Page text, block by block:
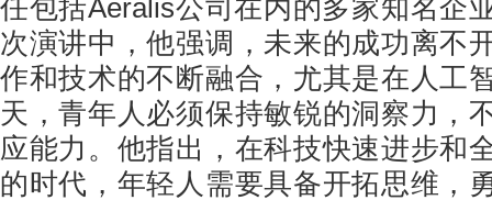
任包括Aeralis公司在内的多家知名企
次演讲中，他强调，未来的成功离不
作和技术的不断融合，尤其是在人工
天，青年人必须保持敏锐的洞察力，
应能力。他指出，在科技快速进步和
的时代，年轻人需要具备开拓思维，